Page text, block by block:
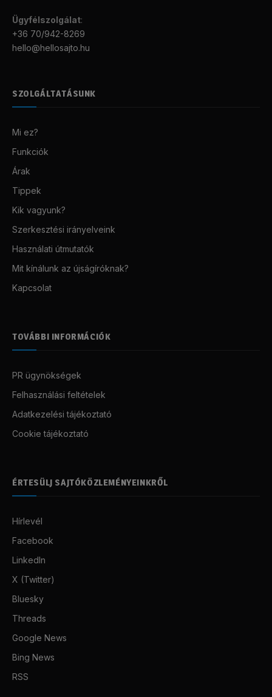
Ügyfélszolgálat:
+36 70/942-8269
hello@hellosajto.hu
SZOLGÁLTATÁSUNK
Mi ez?
Funkciók
Árak
Tippek
Kik vagyunk?
Szerkesztési irányelveink
Használati útmutatók
Mit kínálunk az újságíróknak?
Kapcsolat
TOVÁBBI INFORMÁCIÓK
PR ügynökségek
Felhasználási feltételek
Adatkezelési tájékoztató
Cookie tájékoztató
ÉRTESÜLJ SAJTÓKÖZLEMÉNYEINKRŐL
Hírlevél
Facebook
LinkedIn
X (Twitter)
Bluesky
Threads
Google News
Bing News
RSS